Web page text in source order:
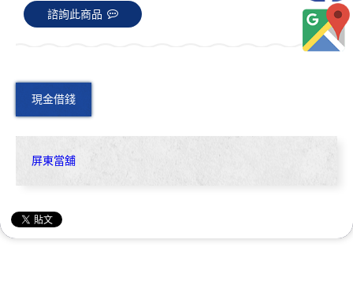
諮詢此商品
現金借錢
屏東當舖